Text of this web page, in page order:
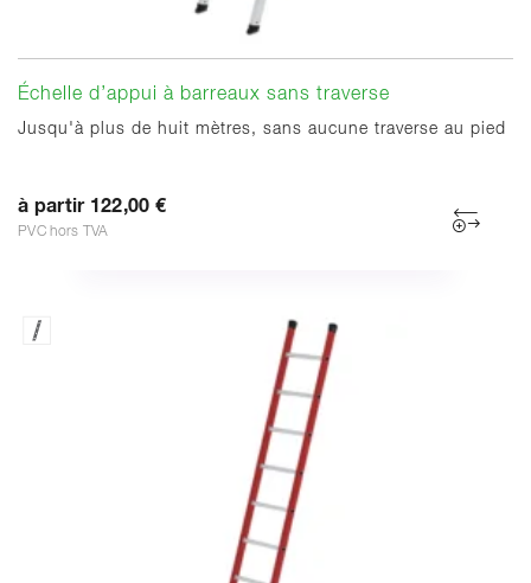
Échelle d’appui à barreaux sans traverse
Jusqu'à plus de huit mètres, sans aucune traverse au pied
à partir 122,00 €
PVC hors TVA